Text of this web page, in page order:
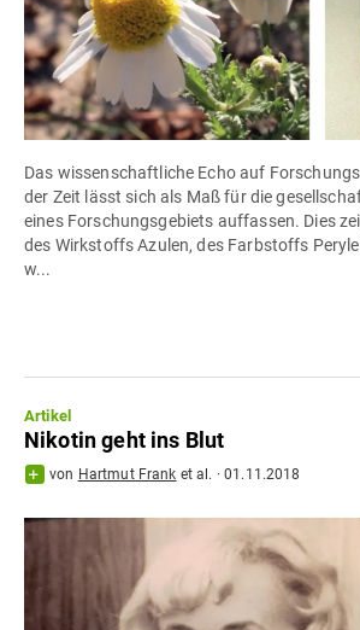
Das wissenschaftliche Echo auf
der Zeit lässt sich als Maß für die
eines Forschungsgebiets auffassen. Dies
des Wirkstoffs Azulen, des Farbstoffs
w...
Artikel
Nikotin geht ins Blut
von Hartmut Frank et al. ·01.11.2018